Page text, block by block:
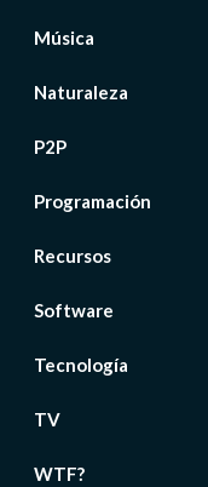
Música
Naturaleza
P2P
Programación
Recursos
Software
Tecnología
TV
WTF?